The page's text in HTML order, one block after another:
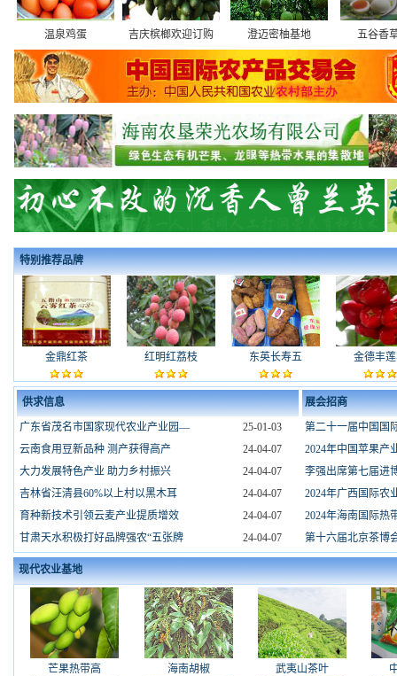
温泉鸡蛋 吉庆槟榔欢迎订购 澄迈密柚基地 五谷香
特别推荐品牌
金鼎红茶 红明红荔枝 东英长寿五 金德丰
供求信息
广东省茂名市国家现代农业产业园—
25-01-03
云南食用豆新品种 测产获得高产
24-04-07
大力发展特色产业 助力乡村振兴
24-04-07
吉林省汪清县60%以上村以黑木耳
24-04-07
育种新技术引领云麦产业提质增效
24-04-07
甘肃天水积极打好品牌强农“五张牌
24-04-07
展会招商
第二十一届中国国
2024年中国苹果产
李强出席第七届进
2024年广西国际农
2024年海南国际热
第十六届北京茶博
现代农业基地
芒果热带高 海南胡椒 武夷山茶叶